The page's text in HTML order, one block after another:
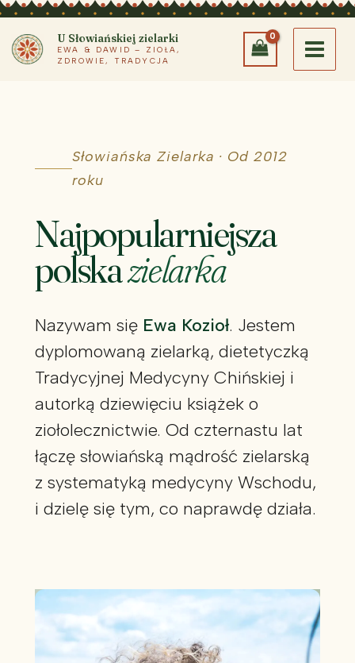
Przejdź
treści
U Słowiańskiej zielarki
EWA & DAWID – ZIOŁA,
ZDROWIE, TRADYCJA
Słowiańska Zielarka · Od 2012
roku
Najpopularniejsza
polskazielarka
Nazywam się Ewa Kozioł. Jestem
dyplomowaną zielarką, dietetyczką
Tradycyjnej Medycyny Chińskiej i
autorką dziewięciu książek o
ziołolecznictwie. Od czternastu lat
łączę słowiańską mądrość zielarską
z systematyką medycyny Wschodu,
i dzielę się tym, co naprawdę działa.